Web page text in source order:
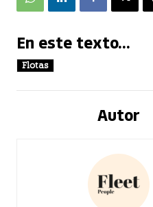
En este texto...
Flotas
Autor